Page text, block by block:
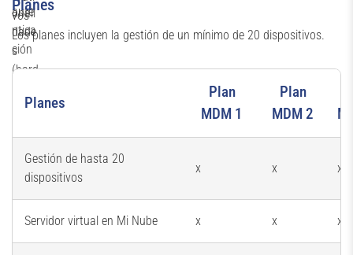
Planes
Los planes incluyen la gestión de un mínimo de 20 dispositivos.
Planes
Plan
MDM 1
Plan
MDM 2
Gestión de hasta 20
dispositivos
x x x
Servidor virtual en Mi Nube x x x